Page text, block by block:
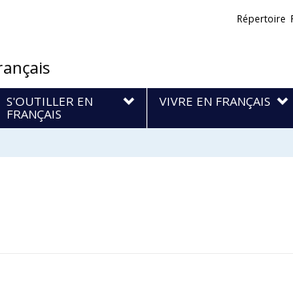
Liens
Répertoire
S'OUTILLER EN
FRANÇAIS
VIVRE EN FRANÇAIS